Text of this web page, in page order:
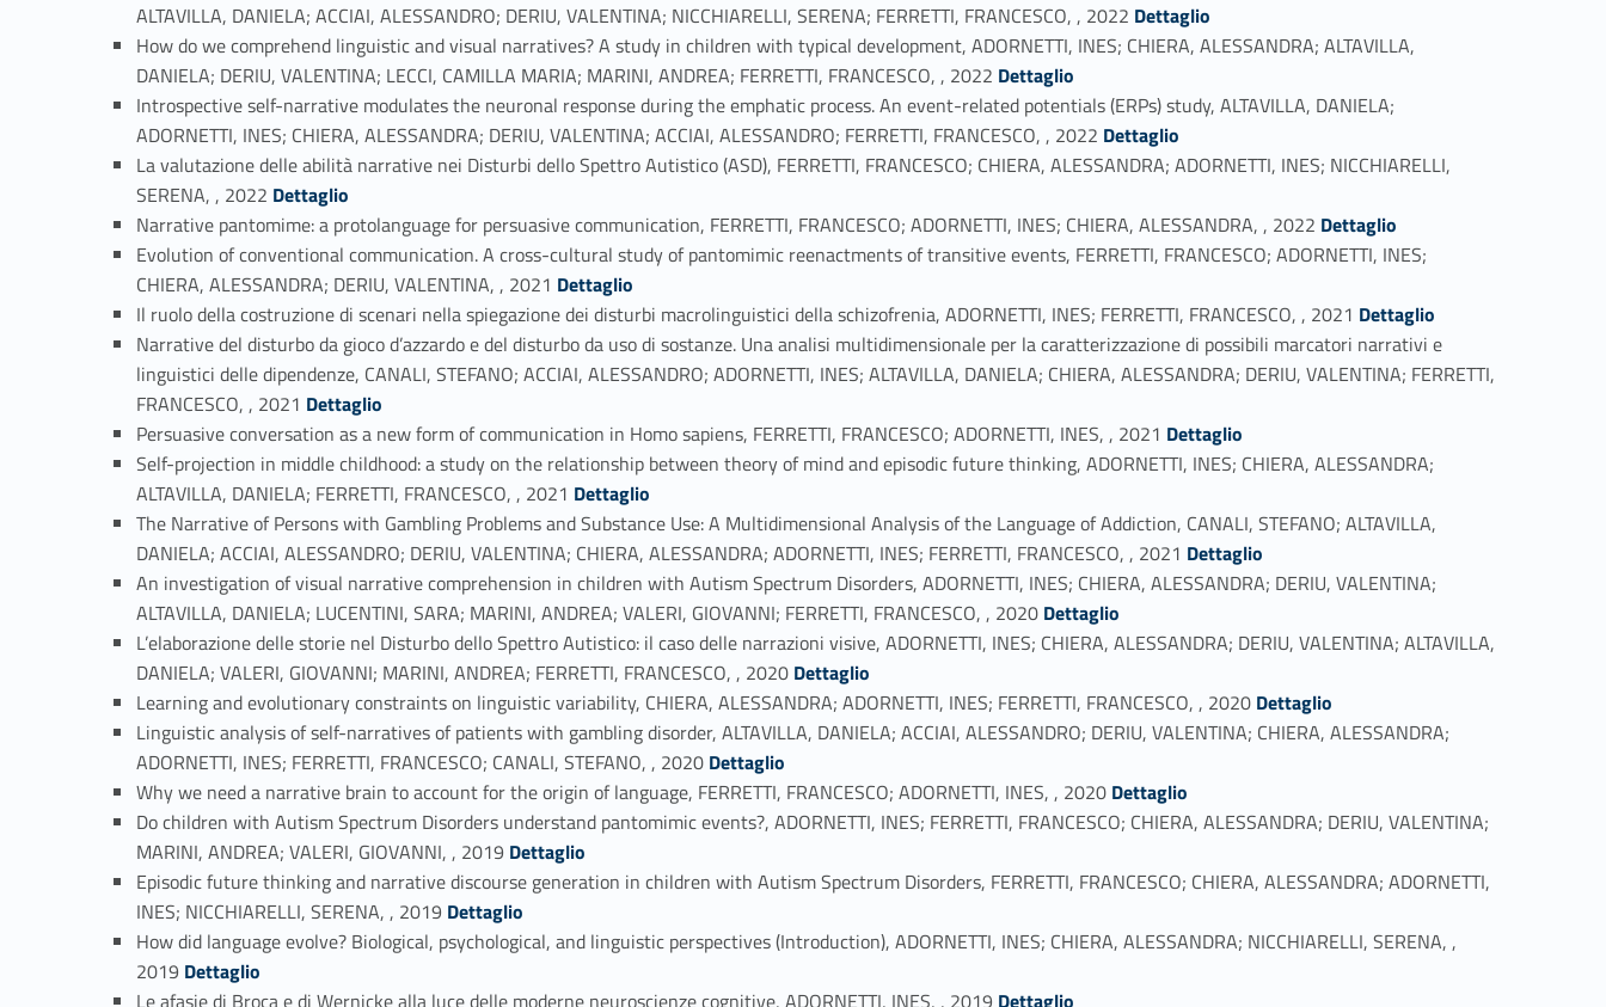
ALTAVILLA, DANIELA; ACCIAI, ALESSANDRO; DERIU, VALENTINA; NICCHIARELLI, SERENA; FERRETTI, FRANCESCO, , 2022 Dettaglio
How do we comprehend linguistic and visual narratives? A study in children with typical development, ADORNETTI, INES; CHIERA, ALESSANDRA; ALTAVILLA,
DANIELA; DERIU, VALENTINA; LECCI, CAMILLA MARIA; MARINI, ANDREA; FERRETTI, FRANCESCO, , 2022 Link identifier #identifier_person_180348-18
Dettaglio
Introspective self-narrative modulates the neuronal response during the emphatic process. An event-related potentials (ERPs) study, ALTAVILLA, DANIELA;
ADORNETTI, INES; CHIERA, ALESSANDRA; DERIU, VALENTINA; ACCIAI, ALESSANDRO; FERRETTI, FRANCESCO, , 2022 Link identifier #identifier_person_187391-19
Dettaglio
La valutazione delle abilità narrative nei Disturbi dello Spettro Autistico (ASD), FERRETTI, FRANCESCO; CHIERA, ALESSANDRA; ADORNETTI, INES; NICCHIARELLI,
SERENA, , 2022 Link identifier #identifier_person_111272-20
Dettaglio
Narrative pantomime: a protolanguage for persuasive communication, FERRETTI, FRANCESCO; ADORNETTI, INES; CHIERA, ALESSANDRA, , 2022 Link identifier #identifier_person_114675-21
Dettaglio
Evolution of conventional communication. A cross-cultural study of pantomimic reenactments of transitive events, FERRETTI, FRANCESCO; ADORNETTI, INES;
CHIERA, ALESSANDRA; DERIU, VALENTINA, , 2021 Link identifier #identifier_person_100043-22
Dettaglio
Il ruolo della costruzione di scenari nella spiegazione dei disturbi macrolinguistici della schizofrenia, ADORNETTI, INES; FERRETTI, FRANCESCO, , 2021 Link identifier #identifier_person_99264-23
Dettaglio
Narrative del disturbo da gioco d’azzardo e del disturbo da uso di sostanze. Una analisi multidimensionale per la caratterizzazione di possibili marcatori narrativi e
linguistici delle dipendenze, CANALI, STEFANO; ACCIAI, ALESSANDRO; ADORNETTI, INES; ALTAVILLA, DANIELA; CHIERA, ALESSANDRA; DERIU, VALENTINA; FERRETTI,
FRANCESCO, , 2021 Link identifier #identifier_person_66942-24
Dettaglio
Persuasive conversation as a new form of communication in Homo sapiens, FERRETTI, FRANCESCO; ADORNETTI, INES, , 2021 Link identifier #identifier_person_20630-25
Dettaglio
Self-projection in middle childhood: a study on the relationship between theory of mind and episodic future thinking, ADORNETTI, INES; CHIERA, ALESSANDRA;
ALTAVILLA, DANIELA; FERRETTI, FRANCESCO, , 2021 Link identifier #identifier_person_163256-26
Dettaglio
The Narrative of Persons with Gambling Problems and Substance Use: A Multidimensional Analysis of the Language of Addiction, CANALI, STEFANO; ALTAVILLA,
DANIELA; ACCIAI, ALESSANDRO; DERIU, VALENTINA; CHIERA, ALESSANDRA; ADORNETTI, INES; FERRETTI, FRANCESCO, , 2021 Link identifier #identifier_person_160854-27
Dettaglio
An investigation of visual narrative comprehension in children with Autism Spectrum Disorders, ADORNETTI, INES; CHIERA, ALESSANDRA; DERIU, VALENTINA;
ALTAVILLA, DANIELA; LUCENTINI, SARA; MARINI, ANDREA; VALERI, GIOVANNI; FERRETTI, FRANCESCO, , 2020 Link identifier #identifier_person_149334-28
Dettaglio
L’elaborazione delle storie nel Disturbo dello Spettro Autistico: il caso delle narrazioni visive, ADORNETTI, INES; CHIERA, ALESSANDRA; DERIU, VALENTINA; ALTAVILLA,
DANIELA; VALERI, GIOVANNI; MARINI, ANDREA; FERRETTI, FRANCESCO, , 2020 Link identifier #identifier_person_68269-29
Dettaglio
Learning and evolutionary constraints on linguistic variability, CHIERA, ALESSANDRA; ADORNETTI, INES; FERRETTI, FRANCESCO, , 2020 Link identifier #identifier_person_9986-30
Dettaglio
Linguistic analysis of self-narratives of patients with gambling disorder, ALTAVILLA, DANIELA; ACCIAI, ALESSANDRO; DERIU, VALENTINA; CHIERA, ALESSANDRA;
ADORNETTI, INES; FERRETTI, FRANCESCO; CANALI, STEFANO, , 2020 Link identifier #identifier_person_177132-31
Dettaglio
Why we need a narrative brain to account for the origin of language, FERRETTI, FRANCESCO; ADORNETTI, INES, , 2020 Link identifier #identifier_person_50790-32
Dettaglio
Do children with Autism Spectrum Disorders understand pantomimic events?, ADORNETTI, INES; FERRETTI, FRANCESCO; CHIERA, ALESSANDRA; DERIU, VALENTINA;
MARINI, ANDREA; VALERI, GIOVANNI, , 2019 Link identifier #identifier_person_111333-33
Dettaglio
Episodic future thinking and narrative discourse generation in children with Autism Spectrum Disorders, FERRETTI, FRANCESCO; CHIERA, ALESSANDRA; ADORNETTI,
INES; NICCHIARELLI, SERENA, , 2019 Link identifier #identifier_person_124346-34
Dettaglio
How did language evolve? Biological, psychological, and linguistic perspectives (Introduction), ADORNETTI, INES; CHIERA, ALESSANDRA; NICCHIARELLI, SERENA, ,
2019 Link identifier #identifier_person_143375-35
Dettaglio
Le afasie di Broca e di Wernicke alla luce delle moderne neuroscienze cognitive, ADORNETTI, INES, , 2019 Link identifier #identifier_person_70055-36
Dettaglio